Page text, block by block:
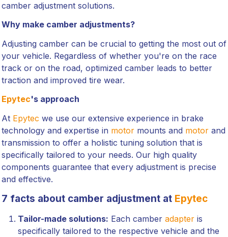
camber adjustment solutions.
Why make camber adjustments?
Adjusting camber can be crucial to getting the most out of
your vehicle. Regardless of whether you're on the race
track or on the road, optimized camber leads to better
traction and improved tire wear.
Epytec's approach
At Epytec we use our extensive experience in brake
technology and expertise in motormounts and motorand
transmission to offer a holistic tuning solution that is
specifically tailored to your needs. Our high quality
components guarantee that every adjustment is precise
and effective.
7 facts about camber adjustment at Epytec
Tailor-made solutions: Each camber adapteris
specifically tailored to the respective vehicle and the